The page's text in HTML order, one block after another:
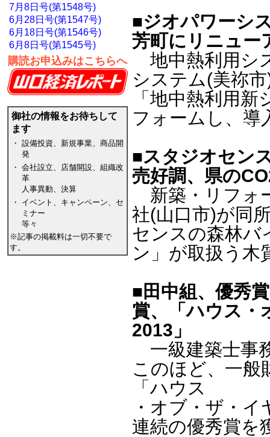
7月8日号(第1548号)
6月28日号(第1547号)
6月18日号(第1546号)
6月8日号(第1545号)
購読お申込みはこちらへ
御社の情報をお待ちして
ます
・ 設備投資、新規事業、商品開
発
・ 会社設立、店舗開設、組織改
革
人事異動、決算
・
イベント、キャンペーン、セ
ミナー
等々
※記事の掲載料は一切不要で
す。
■ジオパワーシ
芳町にリニュー
地中熱利用シ
システム(美祢
「地中熱利用
フォームし、導
■スタジオセン
売好調、県の
新築・リフォ
社(山口市)が同
センスの森林バ
ン」が取扱う木
■田中組、優秀
賞、「ハウス・
2013」
一級建築士事
このほど、一般
「ハウス
・オブ・ザ・
連続の優秀賞を